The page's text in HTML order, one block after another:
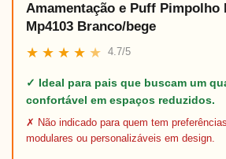
Amamentação e Puff Pimpolho
Mp4103 Branco/bege
★ ★ ★ ★ ★ 4.7/5
✓ Ideal para pais que buscam um
confortável em espaços reduzidos.
✗ Não indicado para quem tem
modulares ou personalizáveis em design.